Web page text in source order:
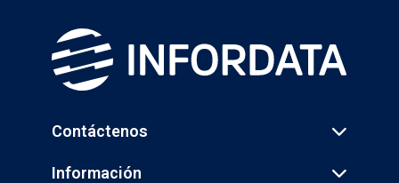
Contáctenos
Información